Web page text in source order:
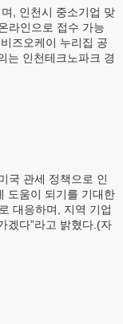
, 인천시 중소기업 맞
라인으로 접수 가능
즈오케이 누리집 공
는 인천테크노파크 경
국 관세 정책으로 인
도움이 되기를 기대한
대응하며, 지역 기업
겠다”라고 밝혔다.(자